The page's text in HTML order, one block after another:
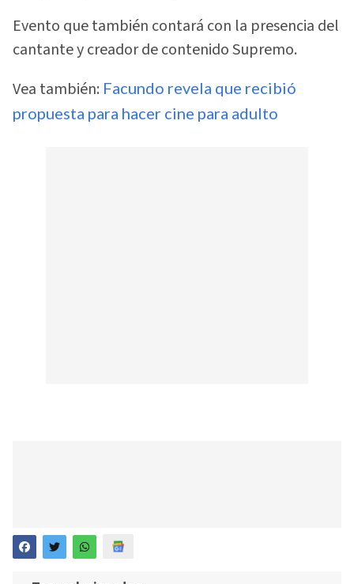
Evento que también contará con la presencia del
cantante y creador de contenido Supremo.
Vea también: Facundo revela que recibió
propuesta para hacer cine para adulto